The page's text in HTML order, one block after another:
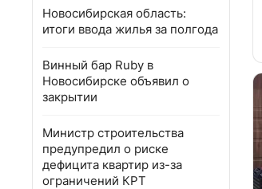
Новосибирская область:
итоги ввода жилья за полгода
Винный бар Ruby в
Новосибирске объявил о
закрытии
Министр строительства
предупредил о риске
дефицита квартир из-за
ограничений КРТ